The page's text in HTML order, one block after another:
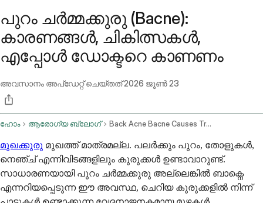
പുറം ചർമ്മക്കുരു (Bacne):
കാരണങ്ങൾ, ചികിത്സകൾ,
എപ്പോൾ ഡോക്ടറെ കാണണം
അവസാനം അപ്ഡേറ്റ് ചെയ്തത്2026 ജൂൺ 23
ഹോം ആരോഗ്യ ബ്ലോഗ് Back Acne Bacne Causes Treatments And When To See A Doctor
മുഖക്കുരു മുഖത്ത് മാത്രമല്ല. പലർക്കും പുറം, തോളുകൾ,
നെഞ്ച് എന്നിവിടങ്ങളിലും കുരുക്കൾ ഉണ്ടാവാറുണ്ട്.
സാധാരണയായി പുറം ചർമ്മക്കുരു അല്ലെങ്കിൽ ബാക്നെ
എന്നറിയപ്പെടുന്ന ഈ അവസ്ഥ, ചെറിയ കുരുക്കളിൽ നിന്ന്